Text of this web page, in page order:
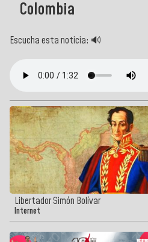
Colombia
Escucha esta noticia: 🔊
Libertador Simón Bolívar
Internet